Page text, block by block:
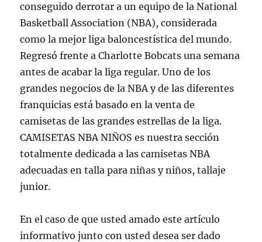
conseguido derrotar a un equipo de la National
Basketball Association (NBA), considerada
como la mejor liga baloncestística del mundo.
Regresó frente a Charlotte Bobcats una semana
antes de acabar la liga regular. Uno de los
grandes negocios de la NBA y de las diferentes
franquicias está basado en la venta de
camisetas de las grandes estrellas de la liga.
CAMISETAS NBA NIÑOS es nuestra sección
totalmente dedicada a las camisetas NBA
adecuadas en talla para niñas y niños, tallaje
junior.
En el caso de que usted amado este artículo
informativo junto con usted desea ser dado